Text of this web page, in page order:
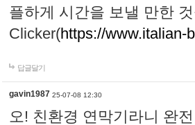
플하게 시간을 보낼 만한
Clicker(https://www.italian-
답글달기
gavin1987 25-07-08 12:30
오! 친환경 연막기라니 완